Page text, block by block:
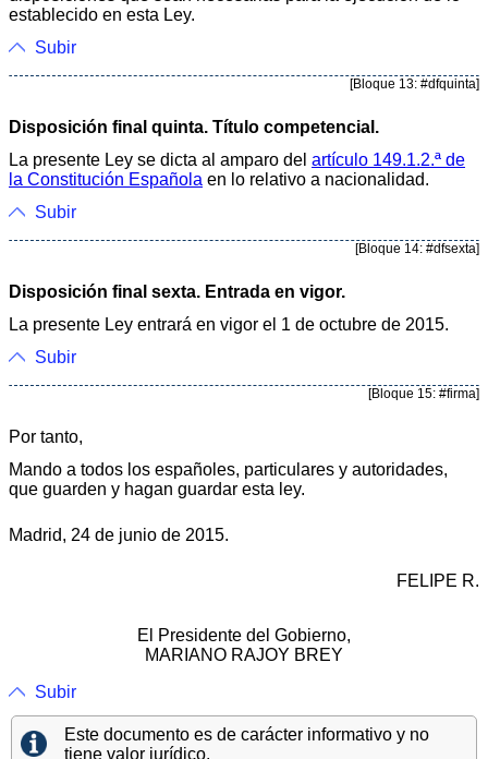
establecido en esta Ley.
Subir
[Bloque 13: #dfquinta]
Disposición final quinta. Título competencial.
La presente Ley se dicta al amparo del artículo 149.1.2.ª de
la Constitución Española en lo relativo a nacionalidad.
Subir
[Bloque 14: #dfsexta]
Disposición final sexta. Entrada en vigor.
La presente Ley entrará en vigor el 1 de octubre de 2015.
Subir
[Bloque 15: #firma]
Por tanto,
Mando a todos los españoles, particulares y autoridades,
que guarden y hagan guardar esta ley.
Madrid, 24 de junio de 2015.
FELIPE R.
El Presidente del Gobierno,
MARIANO RAJOY BREY
Subir
Este documento es de carácter informativo y no
tiene valor jurídico.